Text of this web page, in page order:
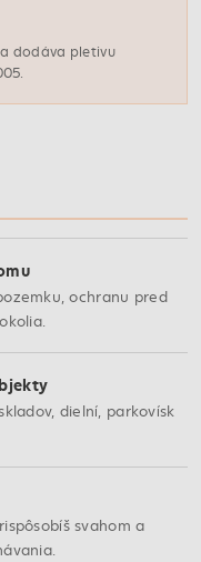
dodáva pletivu
ochranu pred
dielní, parkovísk
svahom a